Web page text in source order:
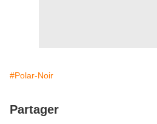
#Polar-Noir
Partager